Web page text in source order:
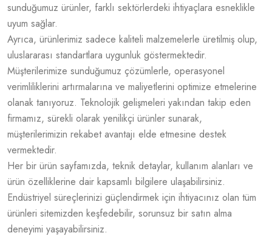
sunduğumuz ürünler, farklı sektörlerdeki ihtiyaçlara esneklikle
uyum sağlar.
Ayrıca, ürünlerimiz sadece kaliteli malzemelerle üretilmiş olup,
uluslararası standartlara uygunluk göstermektedir.
Müşterilerimize sunduğumuz çözümlerle, operasyonel
verimliliklerini artırmalarına ve maliyetlerini optimize etmelerine
olanak tanıyoruz. Teknolojik gelişmeleri yakından takip eden
firmamız, sürekli olarak yenilikçi ürünler sunarak,
müşterilerimizin rekabet avantajı elde etmesine destek
vermektedir.
Her bir ürün sayfamızda, teknik detaylar, kullanım alanları ve
ürün özelliklerine dair kapsamlı bilgilere ulaşabilirsiniz.
Endüstriyel süreçlerinizi güçlendirmek için ihtiyacınız olan tüm
ürünleri sitemizden keşfedebilir, sorunsuz bir satın alma
deneyimi yaşayabilirsiniz.